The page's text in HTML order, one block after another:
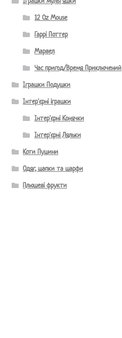
12 Oz Mouse
Гаррі Поттер
Марвел
Час пригод/Время Приключений
Іграшки Подушки
Інтер'єрні іграшки
Інтер'єрні Конячки
Інтер'єрні Ляльки
Коти Пушини
Одяг, шапки та шарфи
Плюшеві фрукти